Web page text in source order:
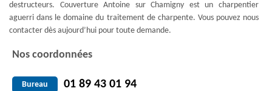
destructeurs. Couverture Antoine sur Chamigny est un charpentier
aguerri dans le domaine du traitement de charpente. Vous pouvez nous
contacter dès aujourd’hui pour toute demande.
Nos coordonnées
Bureau 01 89 43 01 94